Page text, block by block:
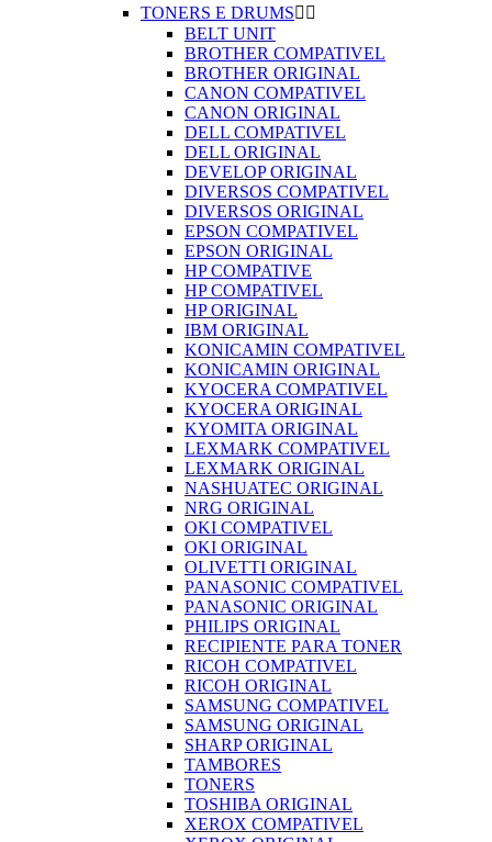
TONERS E DRUMS 
BELT UNIT
BROTHER COMPATIVEL
BROTHER ORIGINAL
CANON COMPATIVEL
CANON ORIGINAL
DELL COMPATIVEL
DELL ORIGINAL
DEVELOP ORIGINAL
DIVERSOS COMPATIVEL
DIVERSOS ORIGINAL
EPSON COMPATIVEL
EPSON ORIGINAL
HP COMPATIVE
HP COMPATIVEL
HP ORIGINAL
IBM ORIGINAL
KONICAMIN COMPATIVEL
KONICAMIN ORIGINAL
KYOCERA COMPATIVEL
KYOCERA ORIGINAL
KYOMITA ORIGINAL
LEXMARK COMPATIVEL
LEXMARK ORIGINAL
NASHUATEC ORIGINAL
NRG ORIGINAL
OKI COMPATIVEL
OKI ORIGINAL
OLIVETTI ORIGINAL
PANASONIC COMPATIVEL
PANASONIC ORIGINAL
PHILIPS ORIGINAL
RECIPIENTE PARA TONER
RICOH COMPATIVEL
RICOH ORIGINAL
SAMSUNG COMPATIVEL
SAMSUNG ORIGINAL
SHARP ORIGINAL
TAMBORES
TONERS
TOSHIBA ORIGINAL
XEROX COMPATIVEL